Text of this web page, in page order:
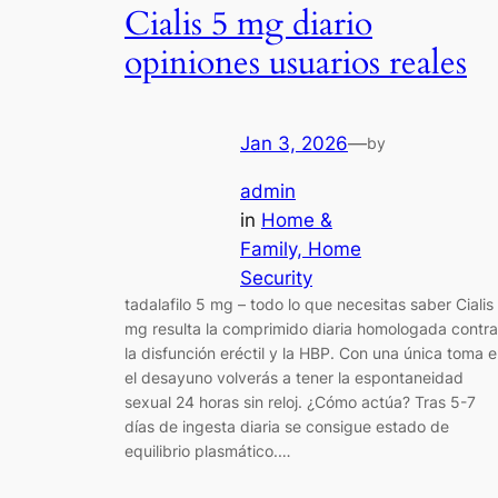
Cialis 5 mg diario
opiniones usuarios reales
Jan 3, 2026—by
admin
in Home &
Family, Home
Security
tadalafilo 5 mg – todo lo que necesitas saber Cialis
mg resulta la comprimido diaria homologada contra
la disfunción eréctil y la HBP. Con una única toma
el desayuno volverás a tener la espontaneidad
sexual 24 horas sin reloj. ¿Cómo actúa? Tras 5-7
días de ingesta diaria se consigue estado de
equilibrio plasmático.…